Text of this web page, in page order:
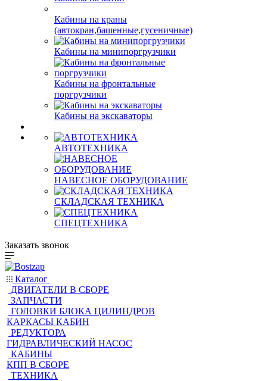
Кабины на краны
(автокран,башенные,гусеничные)
Кабины на минипоргрузчики
Кабины на фронтальные
поргрузчики
Кабины на экскаваторы
АВТОТЕХНИКА
НАВЕСНОЕ ОБОРУДОВАНИЕ
СКЛАДСКАЯ ТЕХНИКА
Заказать звонок
Каталог
ДВИГАТЕЛИ В СБОРЕ
ЗАПЧАСТИ
ГОЛОВКИ БЛОКА ЦИЛИНДРОВ
КАРКАСЫ КАБИН
РЕДУКТОРА
ГИДРАВЛИЧЕСКИЙ НАСОС
КАБИНЫ
КПП В СБОРЕ